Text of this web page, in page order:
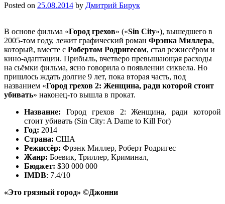
Posted on 25.08.2014 by Дмитрий Бирук
В основе фильма «Город грехов» («Sin City»), вышедшего в
2005-том году, лежит графический роман Фрэнка Миллера,
который, вместе с Робертом Родригесом, стал режиссёром и
кино-адаптации. Прибыль, вчетверо превышающая расходы
на сьёмки фильма, ясно говорила о появлении сиквела. Но
пришлось ждать долгие 9 лет, пока вторая часть, под
названием «Город грехов 2: Женщина, ради которой стоит
убивать» наконец-то вышла в прокат.
Название: Город грехов 2: Женщина, ради которой
стоит убивать (Sin City: A Dame to Kill For)
Год: 2014
Страна: США
Режиссёр: Фрэнк Миллер, Роберт Родригес
Жанр: Боевик, Триллер, Криминал,
Бюджет: $30 000 000
IMDB: 7.4/10
«Это грязный город» ©Джонни